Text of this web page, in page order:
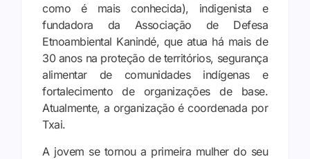
como é mais conhecida), indigenista e
fundadora da Associação de Defesa
Etnoambiental Kanindé, que atua há mais de
30 anos na proteção de territórios, segurança
alimentar de comunidades indígenas e
fortalecimento de organizações de base.
Atualmente, a organização é coordenada por
Txai.
A jovem se tornou a primeira mulher do seu